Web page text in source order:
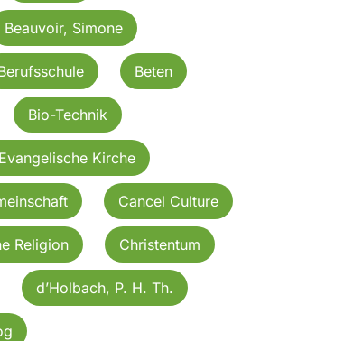
Beauvoir, Simone
Beten
Bio-Technik
Kirche
Cancel Culture
Religion Christentum
d’Holbach, P. H. Th.